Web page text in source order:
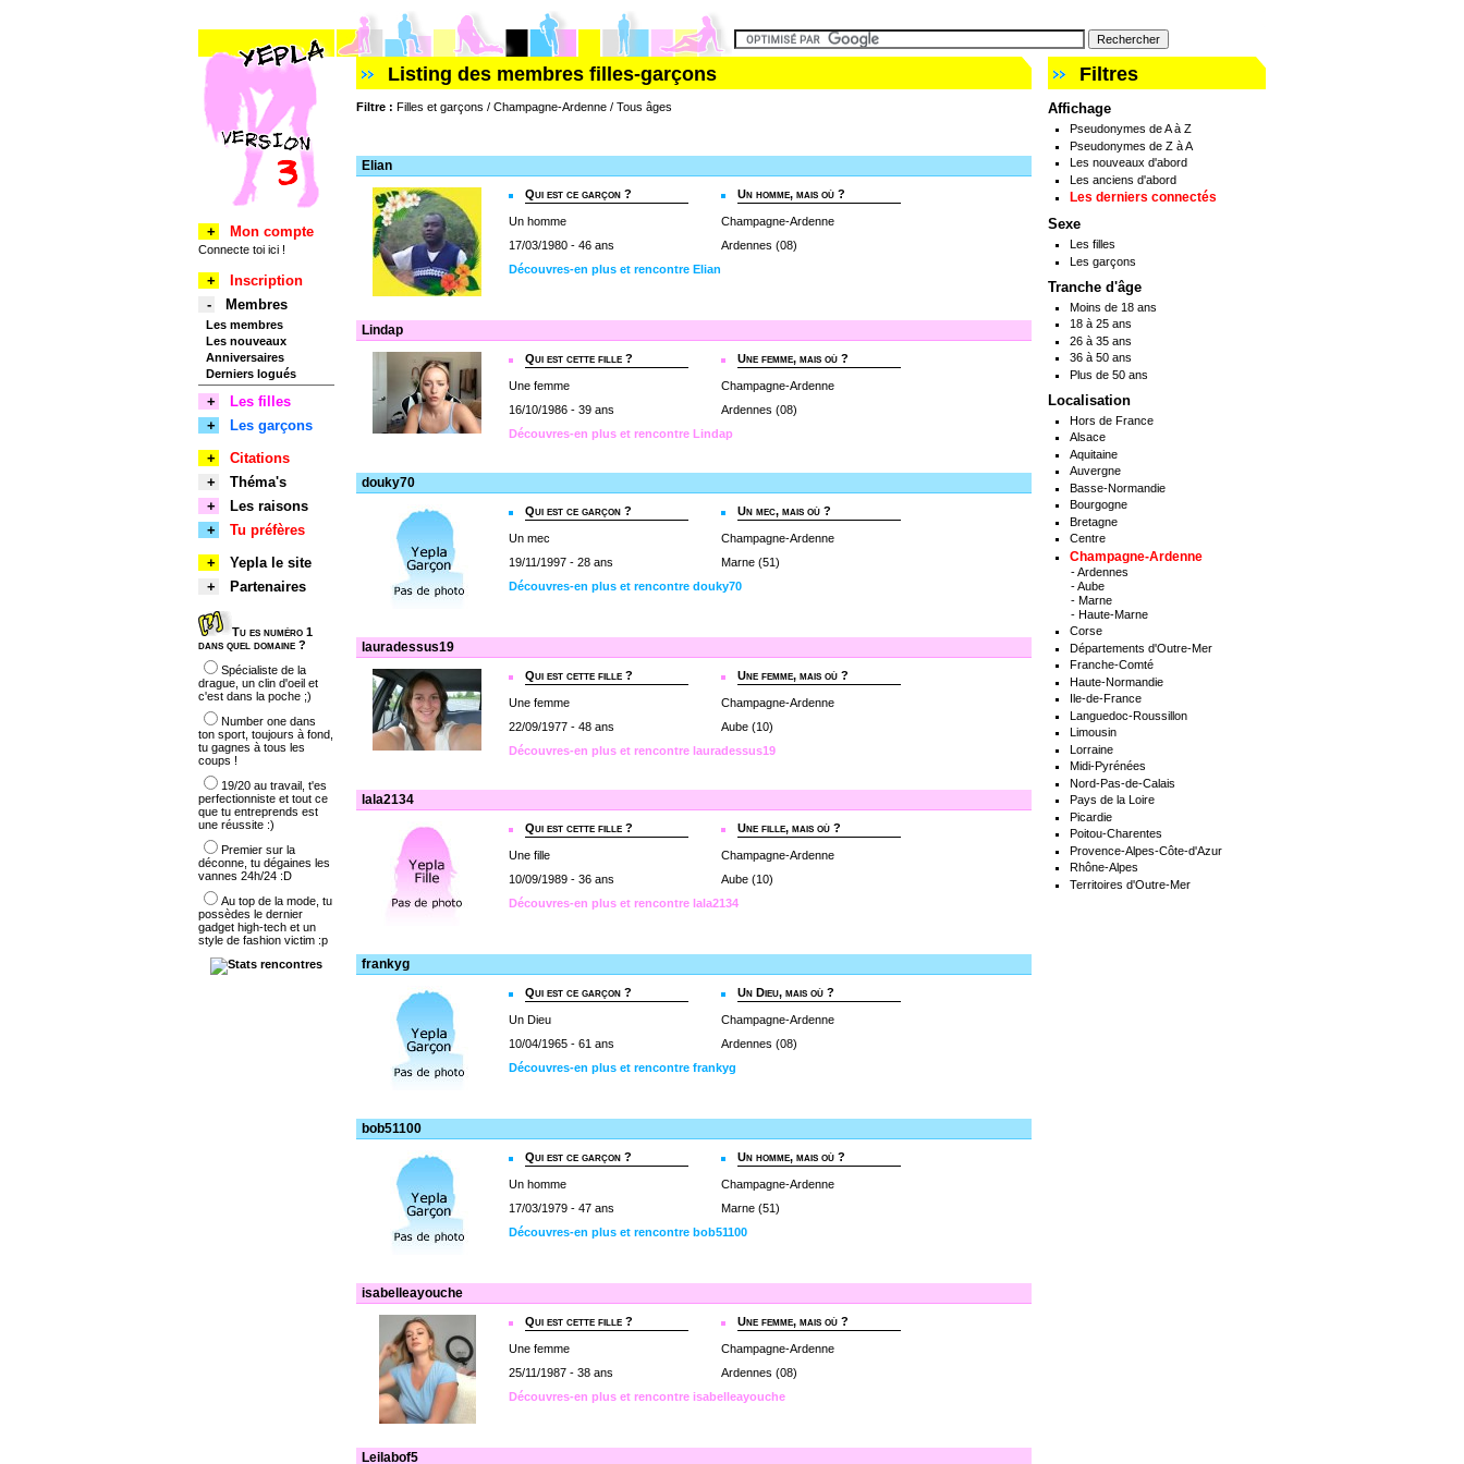
Listing des membres filles-garçons
Filtre : Filles et garçons / Champagne-Ardenne / Tous âges
Elian
Qui est ce garçon ?
Un homme
17/03/1980 - 46 ans
Un homme, mais où ?
Champagne-Ardenne
Ardennes (08)
Découvres-en plus et rencontre Elian
Lindap
Qui est cette fille ?
Une femme
16/10/1986 - 39 ans
Une femme, mais où ?
Champagne-Ardenne
Ardennes (08)
Découvres-en plus et rencontre Lindap
douky70
Qui est ce garçon ?
Un mec
19/11/1997 - 28 ans
Un mec, mais où ?
Champagne-Ardenne
Marne (51)
Découvres-en plus et rencontre douky70
lauradessus19
Qui est cette fille ?
Une femme
22/09/1977 - 48 ans
Une femme, mais où ?
Champagne-Ardenne
Aube (10)
Découvres-en plus et rencontre lauradessus19
lala2134
Qui est cette fille ?
Une fille
10/09/1989 - 36 ans
Une fille, mais où ?
Champagne-Ardenne
Aube (10)
Découvres-en plus et rencontre lala2134
frankyg
Qui est ce garçon ?
Un Dieu
10/04/1965 - 61 ans
Un Dieu, mais où ?
Champagne-Ardenne
Ardennes (08)
Découvres-en plus et rencontre frankyg
bob51100
Qui est ce garçon ?
Un homme
17/03/1979 - 47 ans
Un homme, mais où ?
Champagne-Ardenne
Marne (51)
Découvres-en plus et rencontre bob51100
isabelleayouche
Qui est cette fille ?
Une femme
25/11/1987 - 38 ans
Une femme, mais où ?
Champagne-Ardenne
Ardennes (08)
Découvres-en plus et rencontre isabelleayouche
Leilabof5
Filtres
Affichage
Pseudonymes de A à Z
Pseudonymes de Z à A
Les nouveaux d'abord
Les anciens d'abord
Les derniers connectés
Sexe
Les filles
Les garçons
Tranche d'âge
Moins de 18 ans
18 à 25 ans
26 à 35 ans
36 à 50 ans
Plus de 50 ans
Localisation
Hors de France
Alsace
Aquitaine
Auvergne
Basse-Normandie
Bourgogne
Bretagne
Centre
Champagne-Ardenne
-Ardennes
-Aube
- Marne
- Haute-Marne
Corse
Départements d'Outre-Mer
Franche-Comté
Haute-Normandie
Ile-de-France
Languedoc-Roussillon
Limousin
Lorraine
Midi-Pyrénées
Nord-Pas-de-Calais
Pays de la Loire
Picardie
Poitou-Charentes
Provence-Alpes-Côte-d'Azur
Rhône-Alpes
Territoires d'Outre-Mer
+ Mon compte
Connecte toi ici !
+
Inscription
-
Membres
Les membres
Les nouveaux
Anniversaires
Derniers logués
+
Les filles
+
Les garçons
+
Citations
+
Théma's
+
Les raisons
+
Tu préfères
+
Yepla le site
+
Partenaires
Tu es numéro 1
dans quel domaine ?
Spécialiste de la
drague, un clin d'oeil et
c'est dans la poche ;)
Number one dans
ton sport, toujours à fond,
tu gagnes à tous les
coups !
19/20 au travail, t'es
perfectionniste et tout ce
que tu entreprends est
une réussite :)
Premier sur la
déconne, tu dégaines les
vannes 24h/24 :D
Au top de la mode, tu
possèdes le dernier
gadget high-tech et un
style de fashion victim :p